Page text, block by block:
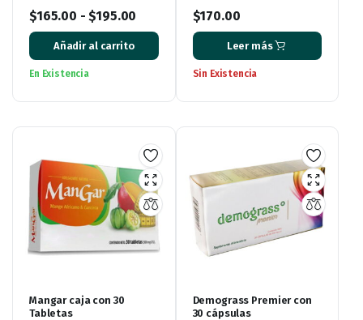
Lipo Advance)
$165.00 - $195.00
Añadir al carrito
En Existencia
$170.00
Leer más
Sin Existencia
Mangar caja con 30
Tabletas
Demograss Premier con
30 cápsulas